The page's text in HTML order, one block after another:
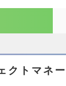
クトマネ